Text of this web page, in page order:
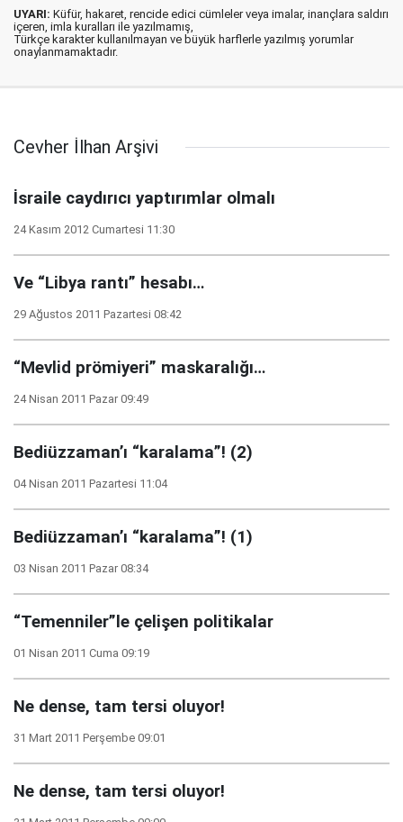
UYARI: Küfür, hakaret, rencide edici cümleler veya imalar, inançlara saldırı
içeren, imla kuralları ile yazılmamış,
Türkçe karakter kullanılmayan ve büyük harflerle yazılmış yorumlar
onaylanmamaktadır.
Cevher İlhan Arşivi
İsraile caydırıcı yaptırımlar olmalı
24 Kasım 2012 Cumartesi 11:30
Ve “Libya rantı” hesabı…
29 Ağustos 2011 Pazartesi 08:42
“Mevlid prömiyeri” maskaralığı…
24 Nisan 2011 Pazar 09:49
Bediüzzaman’ı “karalama”! (2)
04 Nisan 2011 Pazartesi 11:04
Bediüzzaman’ı “karalama”! (1)
03 Nisan 2011 Pazar 08:34
“Temenniler”le çelişen politikalar
01 Nisan 2011 Cuma 09:19
Ne dense, tam tersi oluyor!
31 Mart 2011 Perşembe 09:01
Ne dense, tam tersi oluyor!